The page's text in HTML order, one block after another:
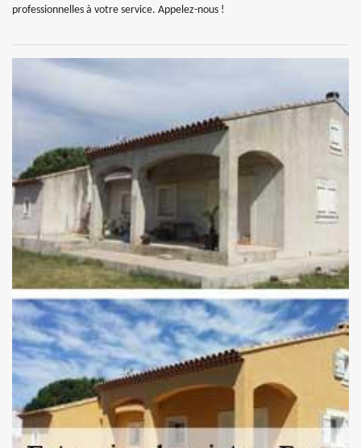
professionnelles à votre service. Appelez-nous !